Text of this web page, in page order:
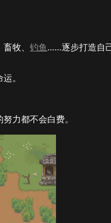
牧、 钓鱼 ……逐步打造自
。
力都不会白费。